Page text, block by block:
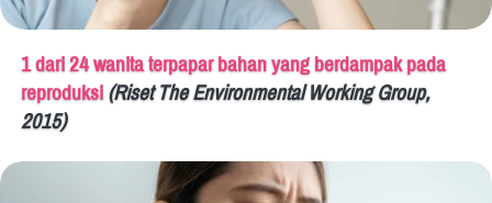
1 dari 24 wanita terpapar bahan yang berdampak pada
reproduksi(Riset The Environmental Working Group,
2015)